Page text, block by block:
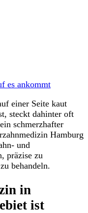
einer Seite kaut
steckt dahinter oft
schmerzhafter
Hamburg
und
präzise zu
behandeln.
in
ist